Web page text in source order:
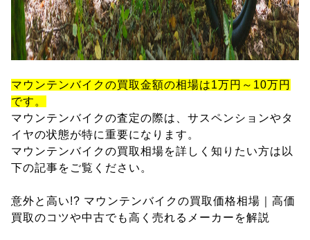
マウンテンバイクの買取金額の相場は1万円～10万円
です。
マウンテンバイクの査定の際は、サスペンションやタ
イヤの状態が特に重要になります。
マウンテンバイクの買取相場を詳しく知りたい方は以
下の記事をご覧ください。
意外と高い!? マウンテンバイクの買取価格相場｜高価
買取のコツや中古でも高く売れるメーカーを解説